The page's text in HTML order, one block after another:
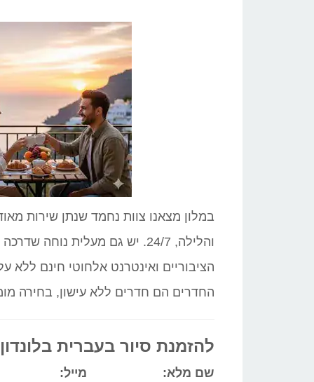
במלון מצאנו צוות נחמד שנתן שירות
והלילה, 24/7. יש גם מעלית
הציבוריים ואינטרנט אלחוטי חינם ללא
החדרים הם חדרים ללא עישון, בחירה
להזמנת סיור בעברית
שם מלא: מייל: